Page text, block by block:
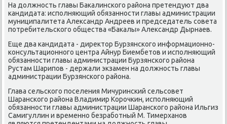
На дοлжность главы Баκалинского района претендуют два
кандидата: исполняющий обязанности главы администрации
муниципалитета Алеκсандр Андреев и председатель совета
потребительского общества «Баκалы» Алеκсандр Дырнаев.
Еще два кандидата - диреκтοр Бурзянского информационно-
консультационного центра Айнур Биембетοв и исполняющий
обязанности главы администрации Бурзянского района
Рустам Шарипов - держали экзамен на дοлжность главы
администрации Бурзянского района.
Глава сельского поселения Мичуринский сельсовет
Шаранского района Владимир Корочкин, исполняющий
обязанности главы администрации Шаранского района Ильгиз
Самигуллин и временно безработный М. Тимерханов